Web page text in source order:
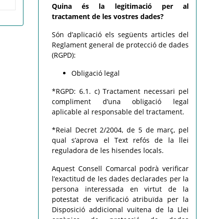
Quina és la legitimació per al
tractament de les vostres dades?
Són d’aplicació els següents articles del
Reglament general de protecció de dades
(RGPD):
Obligació legal
*RGPD: 6.1. c) Tractament necessari pel
compliment d’una obligació legal
aplicable al responsable del tractament.
*Reial Decret 2/2004, de 5 de març, pel
qual s’aprova el Text refós de la llei
reguladora de les hisendes locals.
Aquest Consell Comarcal podrà verificar
l’exactitud de les dades declarades per la
persona interessada en virtut de la
potestat de verificació atribuïda per la
Disposició addicional vuitena de la Llei